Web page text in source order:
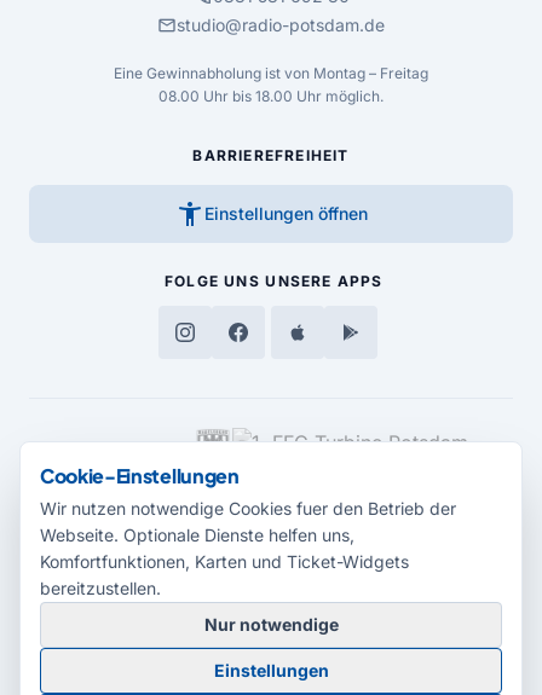
mailstudio@radio-potsdam.de
Eine Gewinnabholung ist von Montag – Freitag
08.00 Uhr bis 18.00 Uhr möglich.
BARRIEREFREIHEIT
accessibility_new Einstellungen öffnen
FOLGE UNS UNSERE APPS
MEDIENPARTNER
© 2026 Radio Potsdam. Webseite entwickelt durch dieMedienagentur
Babelsberg
Cookie-Einstellungen
Wir nutzen notwendige Cookies fuer den Betrieb der
Webseite. Optionale Dienste helfen uns,
Komfortfunktionen, Karten und Ticket-Widgets
bereitzustellen.
Nur notwendige
Einstellungen